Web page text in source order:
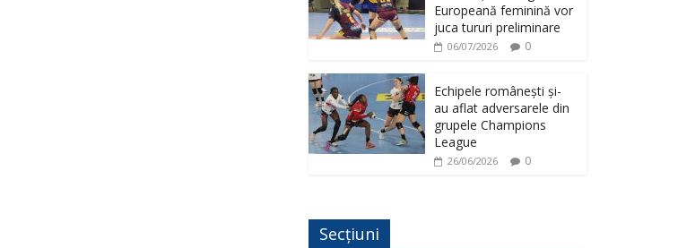
Europeană feminină vor
juca tururi preliminare
06/07/2026 0
Echipele românești și-
au aflat adversarele din
grupele Champions
League
26/06/2026 0
Secțiuni